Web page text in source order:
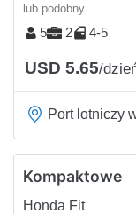
lub podobny
5 2 4-5
USD 5.65/
Port lotniczy
Kompaktowe
Honda Fit